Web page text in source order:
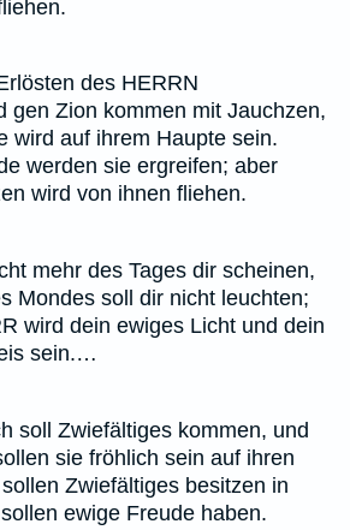
des HERRN
gen Zion kommen mit Jauchzen,
wird auf ihrem Haupte sein.
werden sie ergreifen; aber
wird von ihnen fliehen.
mehr des Tages dir scheinen,
Mondes soll dir nicht leuchten;
wird dein ewiges Licht und dein
sein.…
soll Zwiefältiges kommen, und
sie fröhlich sein auf ihren
Zwiefältiges besitzen in
ewige Freude haben.